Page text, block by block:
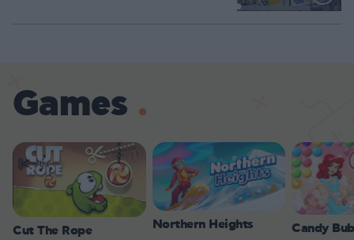
Loaded
Games
Cut The Rope Northern Heights Candy